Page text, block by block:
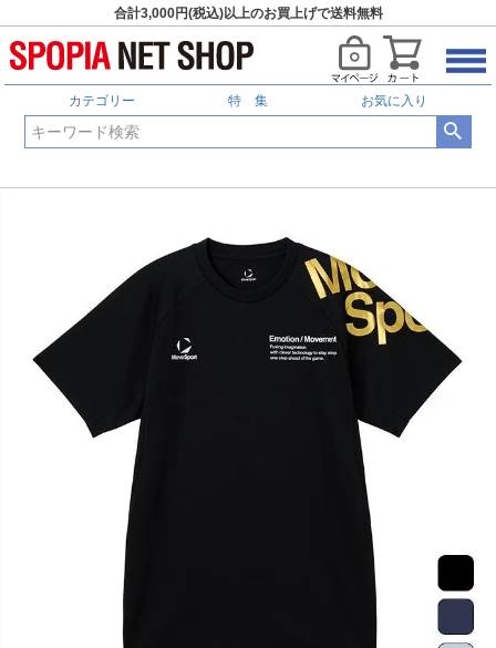
合計3,000円(税込)以上のお買上げで送料無料
カテゴリー 特 集 お気に入り